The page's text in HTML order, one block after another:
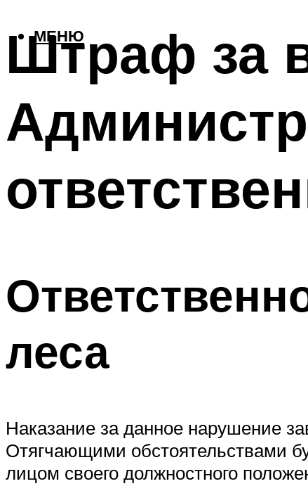
МЕНЮ
Штраф за
леса
Наказание за данное нарушение
Отягчающими обстоятельствами
лицом своего должностного